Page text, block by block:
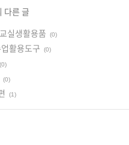
다른 글
실생활용품
(0)
활용도구 (0)
(0)
(0)
(1)